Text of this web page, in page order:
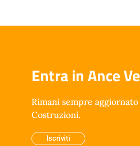
Entra in Ance
Rimani sempre
Costruzioni.
Iscriviti